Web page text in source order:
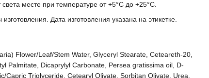
месте при температуре от +5°C до +25°C.
Дата изготовления указана на этикетке.
Flower/Leaf/Stem Water, Glyceryl Stearate, Ceteareth-20,
Palmitate, Dicaprylyl Carbonate, Persea gratissima oil, D-
Capric Triglyceride, Cetearyl Olivate, Sorbitan Olivate, Urea,